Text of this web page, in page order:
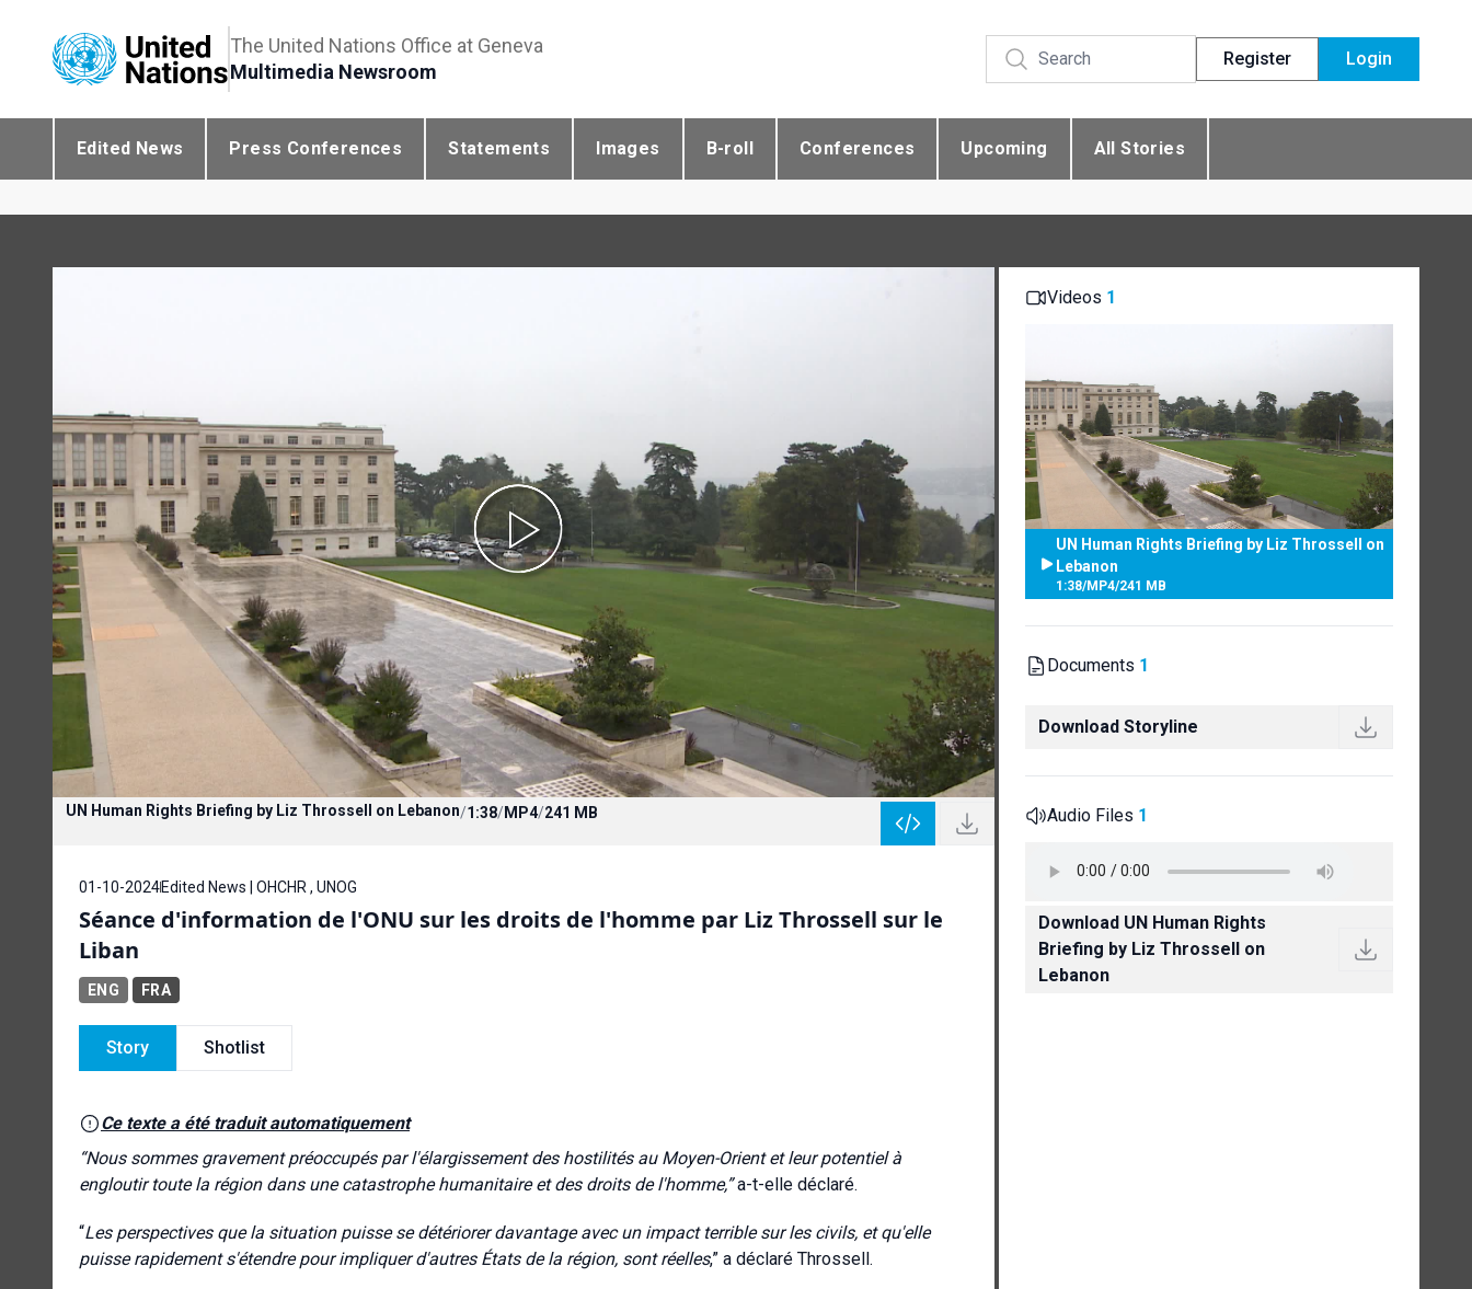
The United Nations Office at Geneva
Multimedia Newsroom
Register Login
Edited News Press Conferences Statements Images B-roll Conferences Upcoming All Stories
UN Human Rights Briefing by Liz Throssell on Lebanon/1:38/MP4/241 MB
01-10-2024Edited News | OHCHR , UNOG
Séance d'information de l'ONU sur les droits de l'homme par Liz Throssell sur le
Liban
ENG FRA
Story Shotlist
Ce texte a été traduit automatiquement
“Nous sommes gravement préoccupés par l'élargissement des hostilités au Moyen-Orient et leur potentiel à
engloutir toute la région dans une catastrophe humanitaire et des droits de l'homme,”a-t-elle déclaré.
“Les perspectives que la situation puisse se détériorer davantage avec un impact terrible sur les civils, et qu'elle
puisse rapidement s'étendre pour impliquer d'autres États de la région, sont réelles,” a déclaré Throssell.
Videos 1
UN Human Rights Briefing by Liz Throssell on
Lebanon
1:38/MP4/241 MB
Documents 1
Download Storyline
Audio Files 1
Download UN Human Rights
Briefing by Liz Throssell on
Lebanon